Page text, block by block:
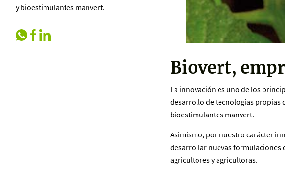
y bioestimulantes manvert.
Biovert,
La innovación es uno de los
desarrollo de tecnologías propias
bioestimulantes manvert.
Asimismo, por nuestro carácter
desarrollar nuevas formulaciones
agricultores y agricultoras.